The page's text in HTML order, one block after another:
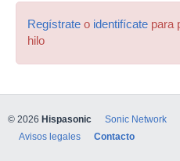
Regístrate o identifícate para
hilo
© 2026 Hispasonic Sonic Network
Avisos legales
Contacto